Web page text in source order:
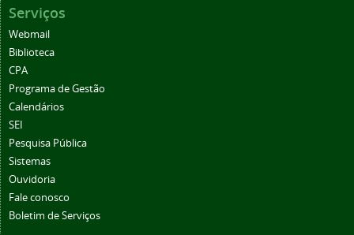
Serviços
Webmail
Biblioteca
CPA
Programa de Gestão
Calendários
SEI
Pesquisa Pública
Sistemas
Ouvidoria
Fale conosco
Boletim de Serviços